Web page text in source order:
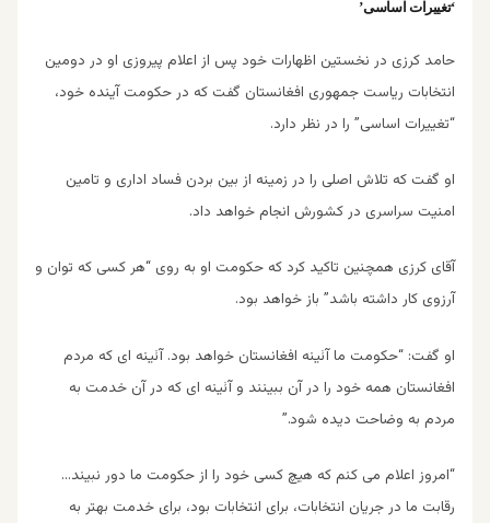
‘تغییرات اساسی’
حامد کرزی در نخستین اظهارات خود پس از اعلام پیروزی او در دومین
انتخابات ریاست جمهوری افغانستان گفت که در حکومت آینده خود،
“تغییرات اساسی” را در نظر دارد.
او گفت که تلاش اصلی را در زمینه از بین بردن فساد اداری و تامین
امنیت سراسری در کشورش انجام خواهد داد.
آقای کرزی همچنین تاکید کرد که حکومت او به روی “هر کسی که توان و
آرزوی کار داشته باشد” باز خواهد بود.
او گفت: “حکومت ما آئینه افغانستان خواهد بود. آئینه ای که مردم
افغانستان همه خود را در آن ببینند و آئینه ای که در آن خدمت به
مردم به وضاحت دیده شود.”
“امروز اعلام می کنم که هیچ کسی خود را از حکومت ما دور نبیند…
رقابت ما در جریان انتخابات، برای انتخابات بود، برای خدمت بهتر به